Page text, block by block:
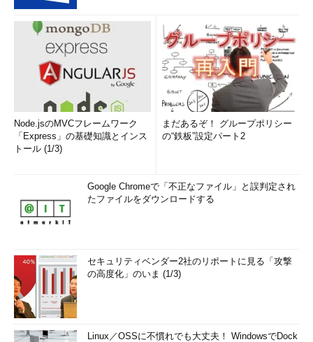
Node.jsのMVCフレームワーク
「Express」の基礎知識とインス
トール (1/3)
まだあるぞ！ グループポリシー
の“鉄板”設定パート2
Google Chromeで「不正なファイル」と誤判定され
たファイルをダウンロードする
セキュリティベンダー2社のリポートに見る「攻撃
の高度化」のいま (1/3)
Linux／OSSに不慣れでも大丈夫！ WindowsでDock